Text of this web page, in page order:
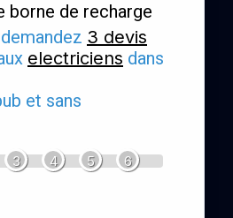
borne de recharge
3 devis
electriciens dans
et sans
3 4 5 6